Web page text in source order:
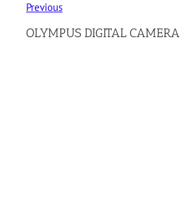
Previous
OLYMPUS DIGITAL CAMERA